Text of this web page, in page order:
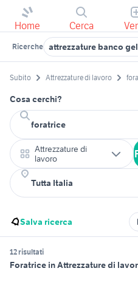
Home Cerca
Ricerche attrezzature banco
Subito Attrezzature di lavoro
Cosa cerchi?
Attrezzature di
lavoro
Salva ricerca
12 risultati
Foratrice in Attrezzature di